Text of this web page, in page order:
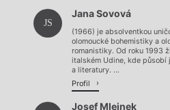
JS
Jana Sovová
(1966) je absolventkou
olomoucké bohemistiky a
romanistiky. Od roku 1993
italském Udine, kde působí
a literatury. ...
Profil
Josef Mlejnek